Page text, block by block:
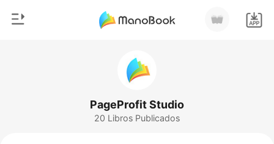
PageProfit Studio
20 Libros Publicados